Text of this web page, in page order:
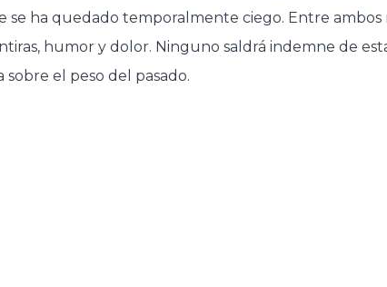
se ha quedado temporalmente ciego. Entre
humor y dolor. Ninguno saldrá indemne de
el peso del pasado.